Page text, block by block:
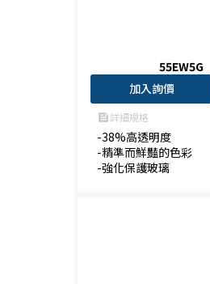
55EW5G
加入詢價
feed詳細規格
-38%高透明度
-精準而鮮豔的色彩
-強化保護玻璃